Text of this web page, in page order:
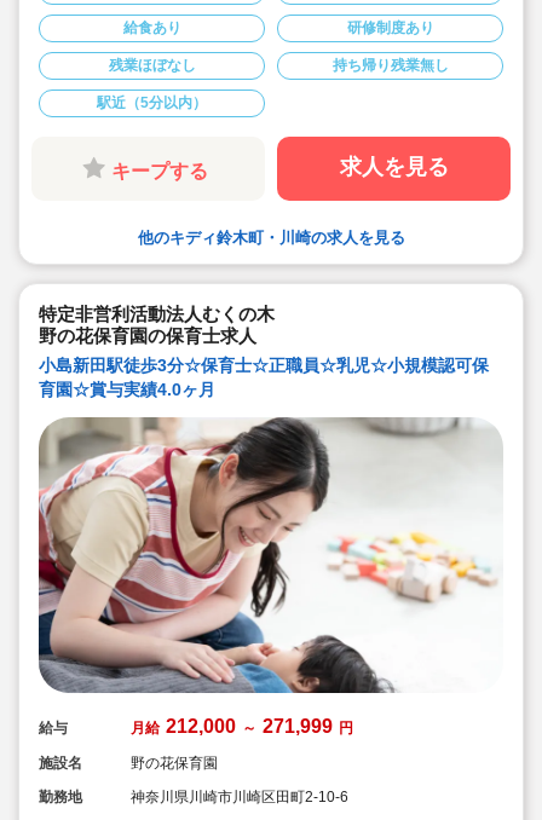
キララサポートで派遣就業する3つのメリット
・求人提案から就業後のサポートまで専任コンサルタン
トが細やかに対応します
・手当や福利厚生については当社独自のサービスもご用
意しています
・保育園も運営している会社だからこそ保育士目線に立
ったサポートに定評があります
勤務条件など、お気軽にご相談ください♪
給食あり 研修制度あり
残業ほぼなし 持ち帰り残業無し
駅近（5分以内）
キープする 求人を見る
他のキディ鈴木町・川崎の求人を見る
特定非営利活動法人むくの木
野の花保育園の保育士求人
小島新田駅徒歩3分☆保育士☆正職員☆乳児☆小規模認可保
育園☆賞与実績4.0ヶ月
給与 月給 212,000 ～ 271,999 円
施設名
野の花保育園
勤務地
神奈川県川崎市川崎区田町2-10-6